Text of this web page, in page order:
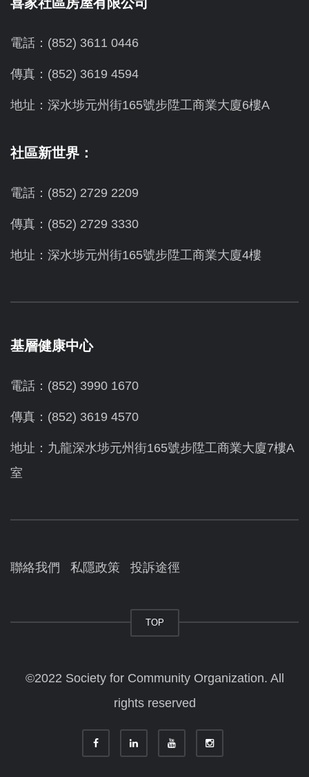
電話：(852) 3611 0446
傳真：(852) 3619 4594
地址： 深水埗元州街165號步陞工商業大廈6樓A
社區新世界：
電話：(852) 2729 2209
傳真：(852) 2729 3330
地址：深水埗元州街165號步陞工商業大廈4樓
基層健康中心
電話：(852) 3990 1670
傳真：(852) 3619 4570
地址：九龍深水埗元州街165號步陞工商業大廈7樓A
室
聯絡我們 私隱政策 投訴途徑
TOP
©2022 Society for Community Organization. All
rights reserved